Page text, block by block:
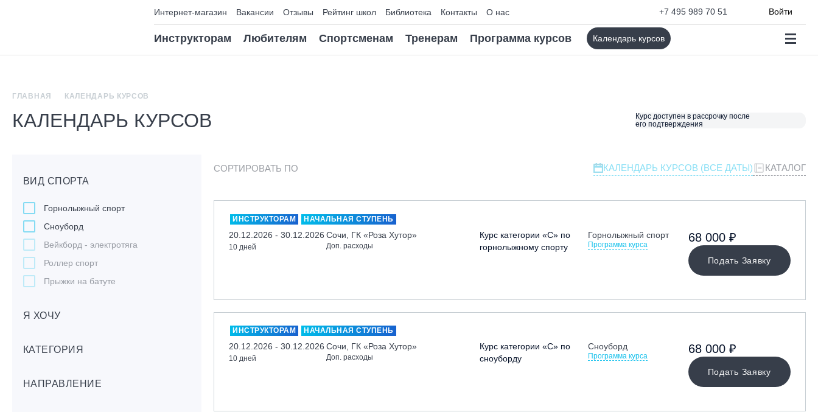
Интернет-магазин Вакансии Отзывы Рейтинг школ Библиотека Контакты О нас +7 495 989 70 51 Войти
Инструкторам Любителям Спортсменам Тренерам Программа курсов Календарь курсов
ГЛАВНАЯ КАЛЕНДАРЬ КУРСОВ
КАЛЕНДАРЬ КУРСОВ
Курс доступен в рассрочку после
его подтверждения
ВИД СПОРТА
Горнолыжный спорт
Сноуборд
Вейкборд - электротяга
Роллер спорт
Прыжки на батуте
Лонгбординг
бордах
Игровые виды спорта
Я ХОЧУ
КАТЕГОРИЯ
НАПРАВЛЕНИЕ
СОРТИРОВАТЬ ПО КАЛЕНДАРЬ КУРСОВ (ВСЕ ДАТЫ) КАТАЛОГ
ИНСТРУКТОРАМ НАЧАЛЬНАЯ СТУПЕНЬ
20.12.2026 - 30.12.2026
10 дней
Сочи, ГК «Роза Хутор»
Доп. расходы
Курс категории «С» по
горнолыжному спорту
Горнолыжный спорт
Программа курса
Подать Заявку
68 000 ₽
ИНСТРУКТОРАМ НАЧАЛЬНАЯ СТУПЕНЬ
20.12.2026 - 30.12.2026
10 дней
Сочи, ГК «Роза Хутор»
Доп. расходы
Курс категории «С» по
сноуборду
Сноуборд
Программа курса
Подать Заявку
68 000 ₽